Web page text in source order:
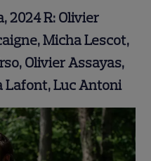
2024 R: Olivier
Micha Lescot,
Olivier Assayas,
Lafont, Luc Antoni